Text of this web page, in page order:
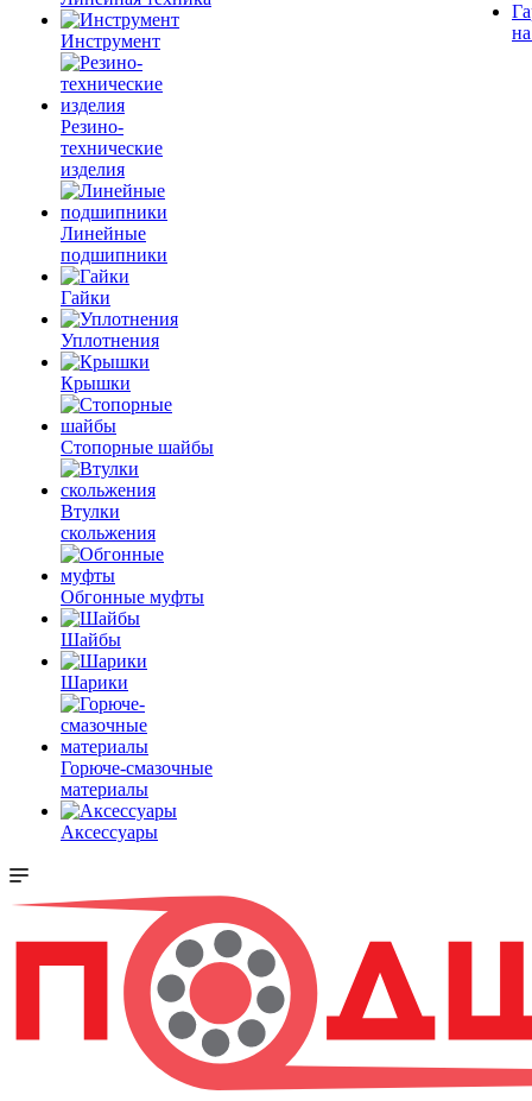
Инструмент
Резино-
технические
изделия
Линейные
подшипники
Гайки
Уплотнения
Крышки
Стопорные шайбы
Втулки
скольжения
Обгонные муфты
Шайбы
Шарики
Горюче-смазочные
материалы
Аксессуары